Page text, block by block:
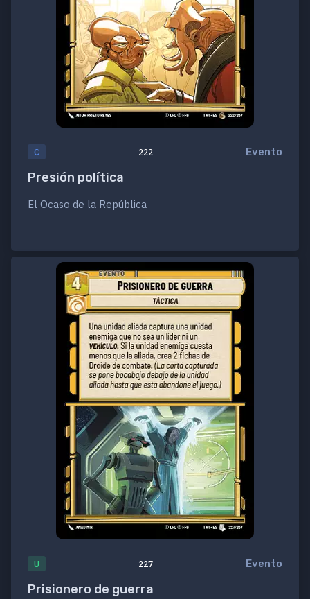
C 222 Evento
Presión política
El Ocaso de la República
U 227 Evento
Prisionero de guerra